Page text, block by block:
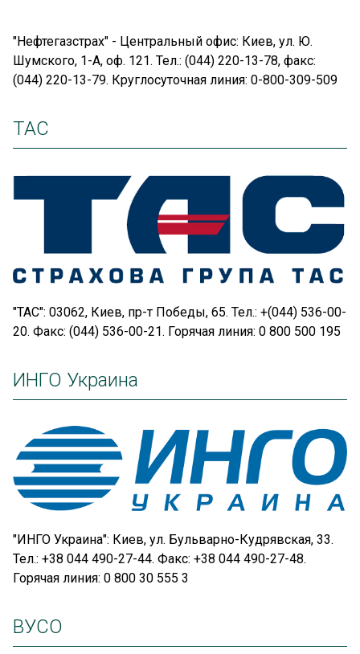
"Нефтегазстрах" - Центральный офис: Киев, ул. Ю.
Шумского, 1-А, оф. 121. Тел.: (044) 220-13-78, факс:
(044) 220-13-79. Круглосуточная линия: 0-800-309-509
ТАС
"ТАС": 03062, Киев, пр-т Победы, 65. Тел.: +(044) 536-00-
20. Факс: (044) 536-00-21. Горячая линия: 0 800 500 195
ИНГО Украина
"ИНГО Украина": Киев, ул. Бульварно-Кудрявская, 33.
Тел.: +38 044 490-27-44. Факс: +38 044 490-27-48.
Горячая линия: 0 800 30 555 3
ВУСО